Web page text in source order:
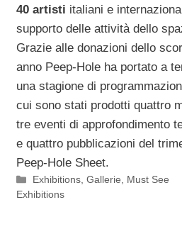
40 artisti italiani e
supporto delle attività dello
Grazie alle donazioni dello
anno Peep-Hole ha portato a
una stagione di
cui sono stati prodotti quattro
tre eventi di approfondimento
e quattro pubblicazioni del
Peep-Hole Sheet.
Categorie
Exhibitions,Gallerie, Must See
Exhibitions